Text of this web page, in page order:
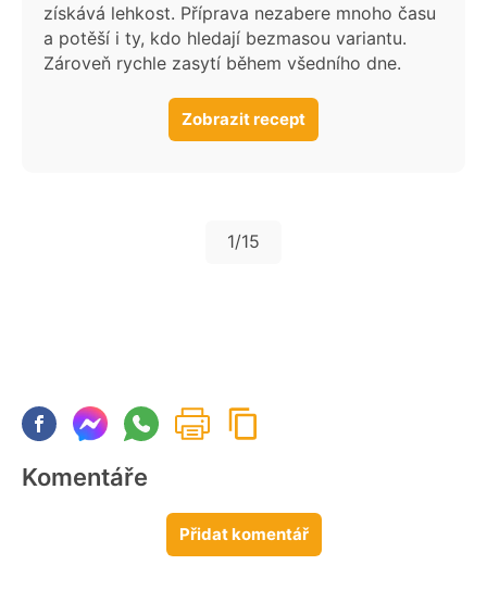
získává lehkost. Příprava nezabere mnoho času
a potěší i ty, kdo hledají bezmasou variantu.
Zároveň rychle zasytí během všedního dne.
Zobrazit recept
1/15
Komentáře
Přidat komentář